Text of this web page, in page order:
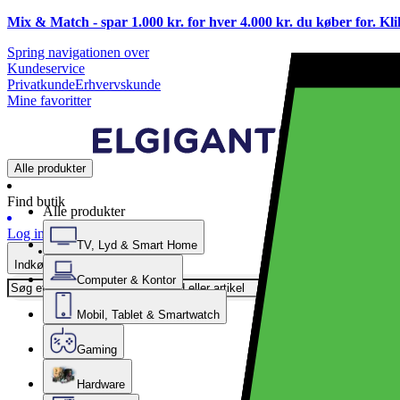
Mix & Match - spar 1.000 kr. for hver 4.000 kr. du køber for.
Spring navigationen over
Kundeservice
PrivatkundeErhvervskunde
Mine favoritter
Alle produkter
Find butik
Log ind
Indkøbskurv
Alle produkter
TV, Lyd & Smart Home
Computer & Kontor
Mobil, Tablet & Smartwatch
Gaming
Hardware